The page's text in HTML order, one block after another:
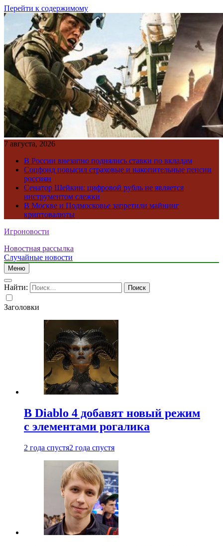
Перейти к содержимому
7 августа, 2026
В России внезапно поднялись ставки по вкладам
Соцфонд повысил страховые и накопительные пенсии
россиян
Сенатор Шейкин: цифровой рубль не является
инструментом слежки
В Москве и Подмосковье запретили майнинг
криптовалюты
Игроновости
Новостная рассылка
Случайные новости
Меню
Найти:
Заголовки
В Diablo 4 добавят новый режим
с элементами рогалика
2 года спустя2 года спустя